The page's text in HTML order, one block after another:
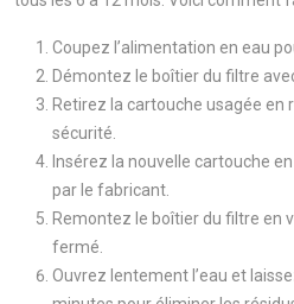
Coupez l’alimentation en eau
Démontez le boîtier du filtre
Retirez la cartouche usagée en
sécurité.
Insérez la nouvelle cartouche
par le fabricant.
Remontez le boîtier du filtre en
fermé.
Ouvrez lentement l’eau et